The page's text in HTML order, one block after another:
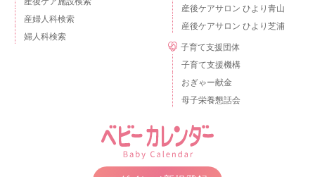
産婦人科検索
婦人科検索
産後ケアサロン ひより青山
産後ケアサロン ひより芝浦
子育て支援団体
子育て支援機構
おぎゃー献金
母子栄養懇話会